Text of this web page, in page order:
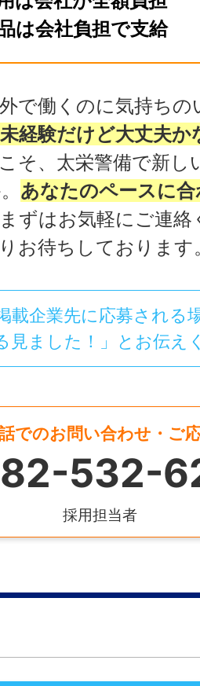
は会社負担で支給
で働くのに気持ち
未経験だけど大丈夫
そ、太栄警備で新し
あなたのペースに
ずはお気軽にご連
お待ちしております
載企業先に応募される
見ました！」とお伝え
でのお問い合わせ・ご
532-
採用担当者